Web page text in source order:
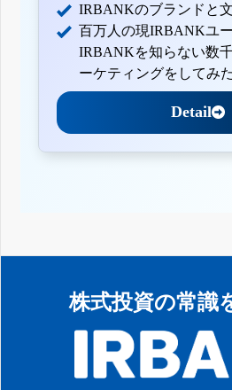
IRBANKのブランドと文
百万人の現IRBANKユ
IRBANKを知らない数
ーケティングをしてみ
Detail
株式投資の常識